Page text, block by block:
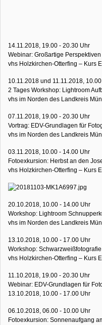
14.11.2018, 19.00 - 20.30 Uhr
Webinar: Großartige
vhs Holzkirchen-Otterfing – Kurs
10.11.2018 und 11.11.2018,
2 Tages Workshop: Lightroom
vhs im Norden des Landkreis
07.11.2018, 19.00 - 20.30 Uhr
Vortrag: EDV-Grundlagen für
vhs im Norden des Landkreis
03.11.2018, 10.00 - 14.00 Uhr
Fotoexkursion: Herbst an den
vhs Holzkirchen-Otterfing – Kurs
20.10.2018, 10.00 - 14.00 Uhr
Workshop: Lightroom
vhs im Norden des Landkreis
13.10.2018, 10.00 - 17.00 Uhr
Workshop: Schwarzweißfotografie
vhs Holzkirchen-Otterfing – Kurs
11.10.2018, 19.00 - 20.30 Uhr
Webinar: EDV-Grundlagen für
13.10.2018, 10.00 - 17.00 Uhr
06.10.2018, 06.00 - 10.00 Uhr
Fotoexkursion: Sonnenaufgang